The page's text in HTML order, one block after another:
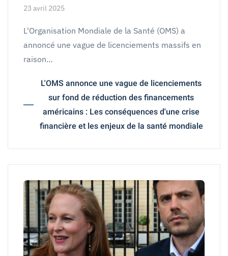
23 avril 2025
L'Organisation Mondiale de la Santé (OMS) a
annoncé une vague de licenciements massifs en
raison…
L'OMS annonce une vague de licenciements
sur fond de réduction des financements
américains : Les conséquences d'une crise
financière et les enjeux de la santé mondiale